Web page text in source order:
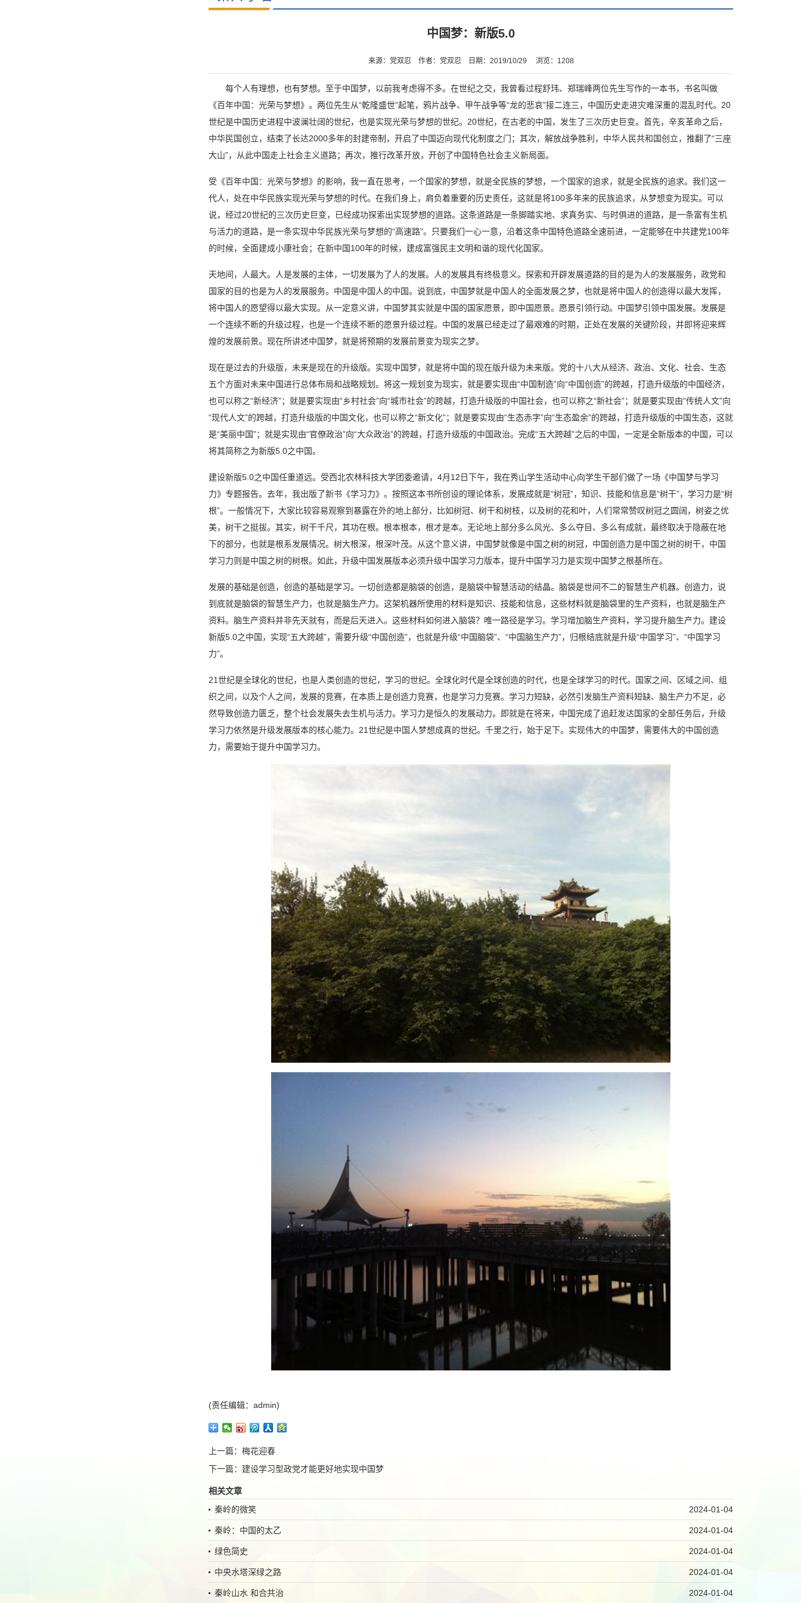
中国梦：新版5.0
来源：党双忍 作者：党双忍 日期：2019/10/29 浏览： 1208
每个人有理想，也有梦想。至于中国梦，以前我考虑得不多。在世纪之交，我曾看过程舒玮、郑瑞峰两位先生写作的一本书，书名叫做
《百年中国：光荣与梦想》。两位先生从“乾隆盛世”起笔，鸦片战争、甲午战争等“龙的悲哀”接二连三，中国历史走进灾难深重的混乱时代。20
世纪是中国历史进程中波澜壮阔的世纪，也是实现光荣与梦想的世纪。20世纪，在古老的中国，发生了三次历史巨变。首先，辛亥革命之后，
中华民国创立，结束了长达2000多年的封建帝制，开启了中国迈向现代化制度之门；其次，解放战争胜利，中华人民共和国创立，推翻了“三座
大山”，从此中国走上社会主义道路；再次，推行改革开放，开创了中国特色社会主义新局面。
受《百年中国：光荣与梦想》的影响，我一直在思考，一个国家的梦想，就是全民族的梦想，一个国家的追求，就是全民族的追求。我们这一
代人，处在中华民族实现光荣与梦想的时代。在我们身上，肩负着重要的历史责任，这就是将100多年来的民族追求，从梦想变为现实。可以
说，经过20世纪的三次历史巨变，已经成功探索出实现梦想的道路。这条道路是一条脚踏实地、求真务实、与时俱进的道路，是一条富有生机
与活力的道路，是一条实现中华民族光荣与梦想的“高速路”。只要我们一心一意，沿着这条中国特色道路全速前进，一定能够在中共建党100年
的时候，全面建成小康社会；在新中国100年的时候，建成富强民主文明和谐的现代化国家。
天地间，人最大。人是发展的主体，一切发展为了人的发展。人的发展具有终极意义。探索和开辟发展道路的目的是为人的发展服务，政党和
国家的目的也是为人的发展服务。中国是中国人的中国。说到底，中国梦就是中国人的全面发展之梦，也就是将中国人的创造得以最大发挥，
将中国人的愿望得以最大实现。从一定意义讲，中国梦其实就是中国的国家愿景，即中国愿景。愿景引领行动。中国梦引领中国发展。发展是
一个连续不断的升级过程，也是一个连续不断的愿景升级过程。中国的发展已经走过了最艰难的时期，正处在发展的关键阶段，并即将迎来辉
煌的发展前景。现在所讲述中国梦，就是将预期的发展前景变为现实之梦。
现在是过去的升级版，未来是现在的升级版。实现中国梦，就是将中国的现在版升级为未来版。党的十八大从经济、政治、文化、社会、生态
五个方面对未来中国进行总体布局和战略规划。将这一规划变为现实，就是要实现由“中国制造”向“中国创造”的跨越，打造升级版的中国经济，
也可以称之“新经济”；就是要实现由“乡村社会”向“城市社会”的跨越，打造升级版的中国社会，也可以称之“新社会”；就是要实现由“传统人文”向
“现代人文”的跨越，打造升级版的中国文化，也可以称之“新文化”；就是要实现由“生态赤字”向“生态盈余”的跨越，打造升级版的中国生态，这就
是“美丽中国”；就是实现由“官僚政治”向“大众政治”的跨越，打造升级版的中国政治。完成“五大跨越”之后的中国，一定是全新版本的中国，可以
将其简称之为新版5.0之中国。
建设新版5.0之中国任重道远。受西北农林科技大学团委邀请，4月12日下午，我在秀山学生活动中心向学生干部们做了一场《中国梦与学习
力》专题报告。去年，我出版了新书《学习力》。按照这本书所创设的理论体系，发展成就是“树冠”，知识、技能和信息是“树干”，学习力是“树
根”。一般情况下，大家比较容易观察到暴露在外的地上部分，比如树冠、树干和树枝，以及树的花和叶，人们常常赞叹树冠之圆阔，树姿之优
美，树干之挺拔。其实，树干千尺，其功在根。根本根本，根才是本。无论地上部分多么风光、多么夺目、多么有成就，最终取决于隐蔽在地
下的部分，也就是根系发展情况。树大根深，根深叶茂。从这个意义讲，中国梦就像是中国之树的树冠，中国创造力是中国之树的树干，中国
学习力则是中国之树的树根。如此，升级中国发展版本必须升级中国学习力版本，提升中国学习力是实现中国梦之根基所在。
发展的基础是创造，创造的基础是学习。一切创造都是脑袋的创造，是脑袋中智慧活动的结晶。脑袋是世间不二的智慧生产机器。创造力，说
到底就是脑袋的智慧生产力，也就是脑生产力。这架机器所使用的材料是知识、技能和信息，这些材料就是脑袋里的生产资料，也就是脑生产
资料。脑生产资料并非先天就有，而是后天进入。这些材料如何进入脑袋？唯一路径是学习。学习增加脑生产资料，学习提升脑生产力。建设
新版5.0之中国，实现“五大跨越”，需要升级“中国创造”，也就是升级“中国脑袋”、“中国脑生产力”，归根结底就是升级“中国学习”、“中国学习
力”。
21世纪是全球化的世纪，也是人类创造的世纪，学习的世纪。全球化时代是全球创造的时代，也是全球学习的时代。国家之间、区域之间、组
织之间，以及个人之间，发展的竞赛，在本质上是创造力竞赛，也是学习力竞赛。学习力短缺，必然引发脑生产资料短缺、脑生产力不足，必
然导致创造力匮乏，整个社会发展失去生机与活力。学习力是恒久的发展动力。即就是在将来，中国完成了追赶发达国家的全部任务后，升级
学习力依然是升级发展版本的核心能力。21世纪是中国人梦想成真的世纪。千里之行，始于足下。实现伟大的中国梦，需要伟大的中国创造
力，需要始于提升中国学习力。
(责任编辑：admin)
上一篇： 梅花迎春
下一篇： 建设学习型政党才能更好地实现中国梦
相关文章
2024-01-04
秦岭的微笑
2024-01-04
秦岭：中国的太乙
2024-01-04
绿色简史
2024-01-04
中央水塔深绿之路
2024-01-04
秦岭山水 和合共治